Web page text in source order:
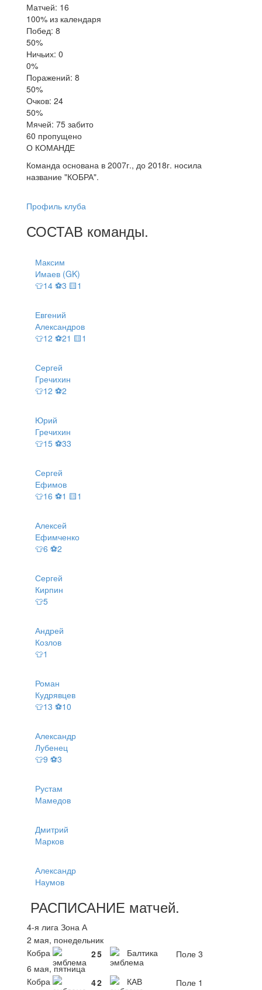
Матчей: 16
100% из календаря
Побед: 8
50%
Ничьих: 0
0%
Поражений: 8
50%
Очков: 24
50%
Мячей: 75 забито
60 пропущено
О КОМАНДЕ
Команда основана в 2007г., до 2018г. носила
название "КОБРА".
Профиль клуба
СОСТАВ команды.
Максим
Имаев (GK)
👕14 ⚽3 🟨1
Евгений
Александров
👕12 ⚽21 🟨1
Сергей
Гречихин
👕12 ⚽2
Юрий
Гречихин
👕15 ⚽33
Сергей
Ефимов
👕16 ⚽1 🟨1
Алексей
Ефимченко
👕6 ⚽2
Сергей
Кирпин
👕5
Андрей
Козлов
👕1
Роман
Кудрявцев
👕13 ⚽10
Александр
Лубенец
👕9 ⚽3
Рустам
Мамедов
Дмитрий
Марков
Александр
Наумов
РАСПИСАНИЕ матчей.
4-я лига Зона А
2 мая, понедельник
Кобра
25 Балтика
Поле 3
6 мая, пятница
Кобра
42 КАВ
Поле 1